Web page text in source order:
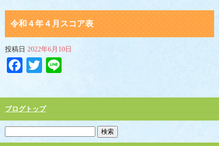
令和４年４月スコア表
投稿日 2022年6月10日
Facebook
Twitter
ブログトップ